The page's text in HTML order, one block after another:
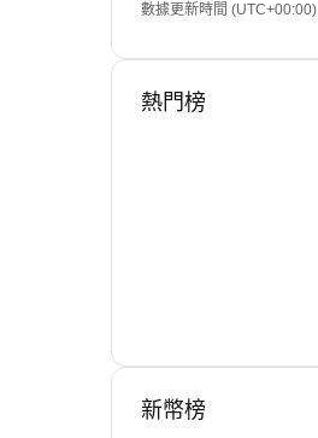
數據更新時間 (UTC+00:00)
熱門榜
新幣榜